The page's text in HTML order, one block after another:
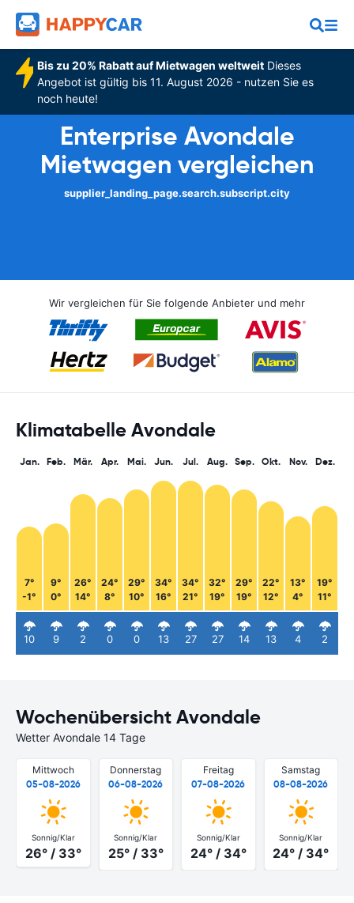
Bis zu 20% Rabatt auf Mietwagen weltweitDieses
Angebot ist gültig bis 11. August 2026 - nutzen Sie es
noch heute!
Enterprise Avondale
Mietwagen vergleichen
supplier_landing_page.search.subscript.city
Wir vergleichen für Sie folgende Anbieter und mehr
Klimatabelle Avondale
Jan.
7°
-1°
10
Feb.
9°
0°
9
Mär.
26°
14°
2
Apr.
24°
8°
0
Mai.
29°
10°
0
Jun.
34°
16°
13
Jul.
34°
21°
27
Aug.
32°
19°
27
Sep.
29°
19°
14
Okt.
22°
12°
13
Nov.
13°
4°
4
Dez.
19°
11°
2
Wochenübersicht Avondale
Wetter Avondale 14 Tage
Mittwoch
05-08-2026
Sonnig/Klar
26° / 33°
Donnerstag
06-08-2026
Sonnig/Klar
25° / 33°
Freitag
07-08-2026
Sonnig/Klar
24° / 34°
Samstag
08-08-2026
Sonnig/Klar
24° / 34°